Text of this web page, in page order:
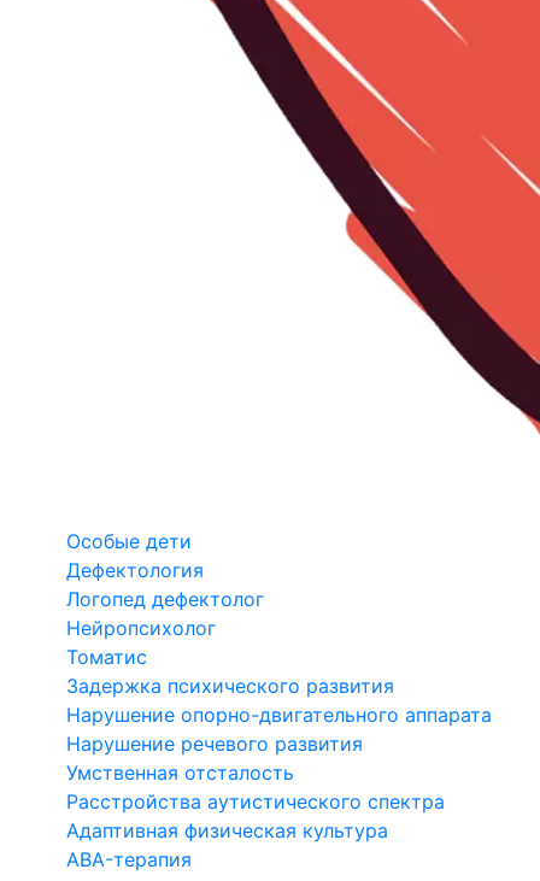
Особые дети
Дефектология
Логопед дефектолог
Нейропсихолог
Томатис
Задержка психического развития
Нарушение опорно-двигательного аппарата
Нарушение речевого развития
Умственная отсталость
Расстройства аутистического спектра
Адаптивная физическая культура
ABA-терапия